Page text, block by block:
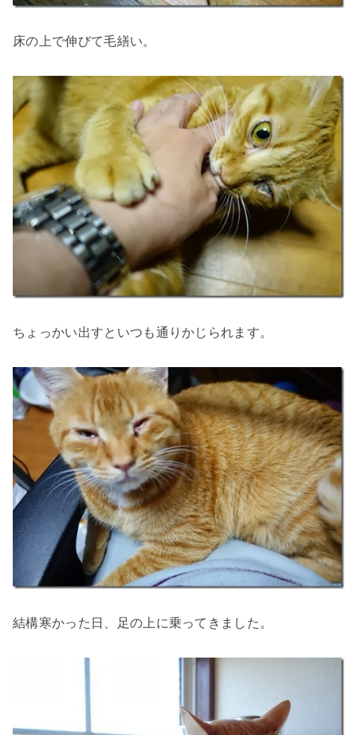
床の上で伸びて毛繕い。
ちょっかい出すといつも通りかじられます。
結構寒かった日、足の上に乗ってきました。